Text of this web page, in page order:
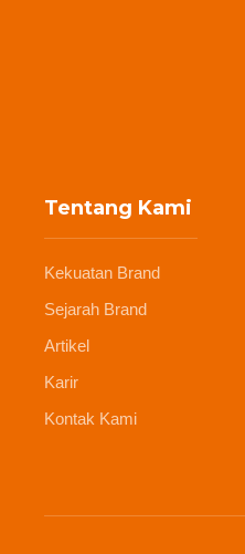
Tentang Kami
Kekuatan Brand
Sejarah Brand
Artikel
Karir
Kontak Kami